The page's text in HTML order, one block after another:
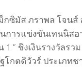
ซิมัส ภราพล โจนส์
การแข่งขันเทนนิสอ
1 ” ชิงเงินรางวัล
กตดิวัวร์ ประเภทช